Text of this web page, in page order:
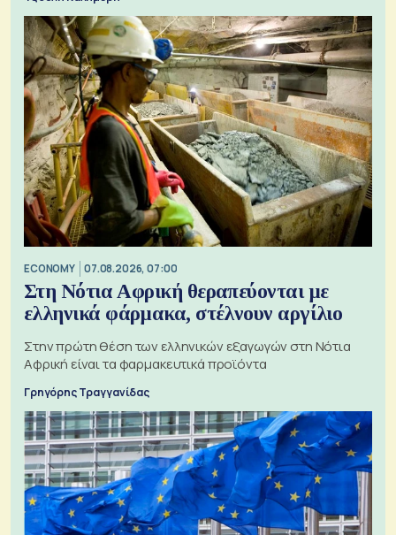
ECONOMY 07.08.2026, 07:00
Στη Νότια Αφρική θεραπεύονται με
ελληνικά φάρμακα, στέλνουν αργίλιο
Στην πρώτη θέση των ελληνικών εξαγωγών στη Νότια
Αφρική είναι τα φαρμακευτικά προϊόντα
Γρηγόρης Τραγγανίδας